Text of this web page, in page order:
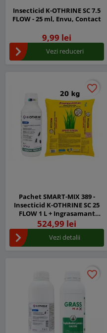
Insecticid K-OTHRINE SC 7.5
FLOW - 25 ml, Envu, Contact
9,99 lei
Vezi reduceri
favorite_border
favorite_border
Pachet SMART-MIX 389 -
Insecticid K-OTHRINE SC 25
FLOW 1 L + Ingrasamant
Profesional Gazon SPORT
GREEN, Spring & Summer 20
kg
524,99 lei
Vezi detalii
favorite_border
favorite_border